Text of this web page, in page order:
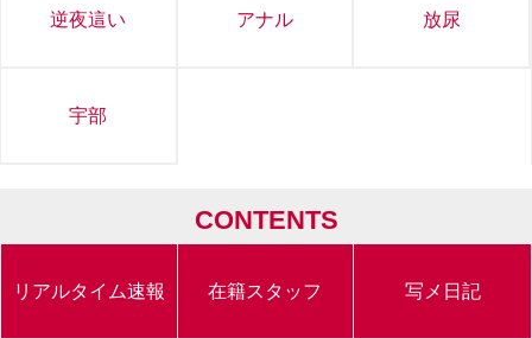
???? 例：
1勝達成 ＝ 1,000円引
逆夜這い アナル 放尿
宇部
CONTENTS
リアルタイム速報 在籍スタッフ 写メ日記